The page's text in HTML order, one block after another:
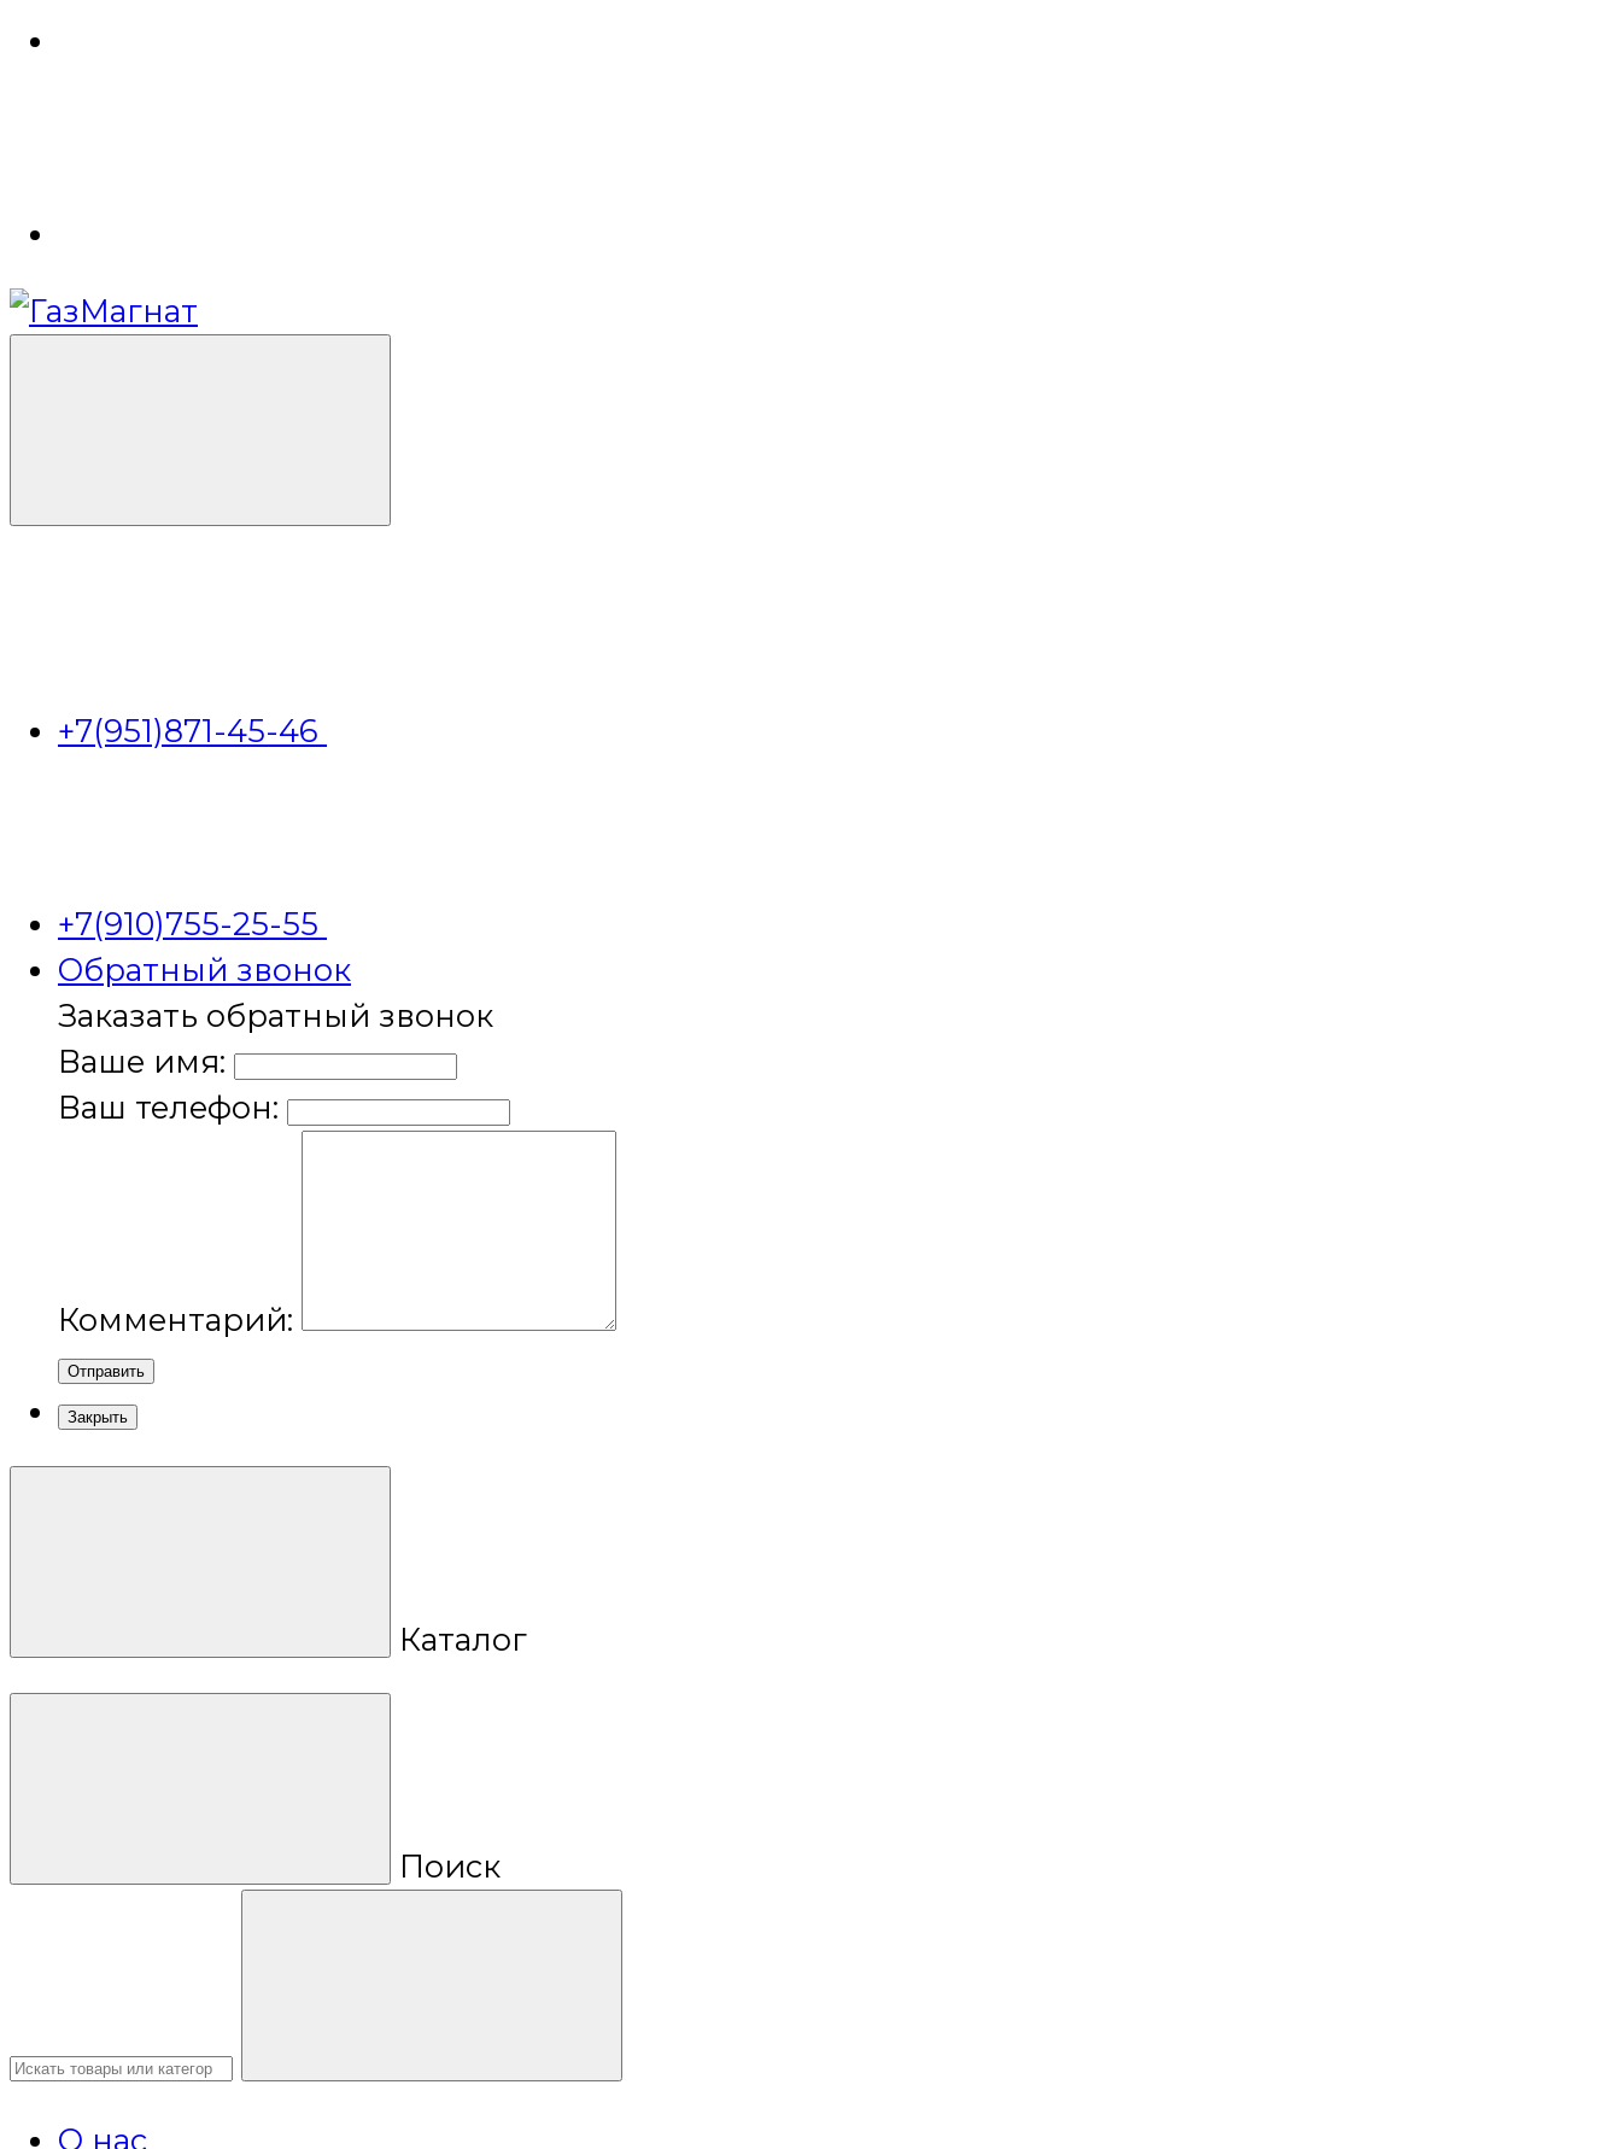
+7(951)871-45-46
+7(910)755-25-55
Обратный звонок
Заказать обратный звонок
Ваше имя:
Ваш телефон:
Комментарий:
Отправить
Закрыть
Каталог
Поиск
О нас